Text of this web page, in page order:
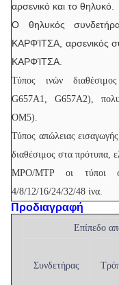
αρσενικό και το θηλυκό.
Ο θηλυκός
ΚΑΡΦΊΤΣΑ, αρσενικός
ΚΑΡΦΊΤΣΑ.
Τύπος ινών
G657A1, G657A2),
OM5).
Τύπος απώλειας
διαθέσιμος στα πρότυπα,
MPO/MTP οι τύποι
4/8/12/16/24/32/48 ίνα.
Προδιαγραφή
Επίπεδο
Συνδετήρας